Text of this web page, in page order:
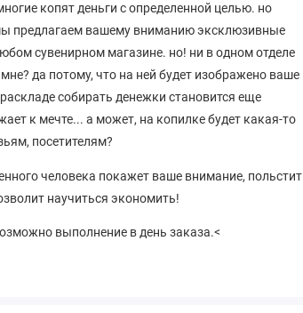
копят деньги с определенной целью. но
предлагаем вашему вниманию эксклюзивные
сувенирном магазине. но! ни в одном отделе
да потому, что на ней будет изображено ваше
собирать денежки становится еще
к мечте... а может, на копилке будет какая-то
посетителям?
человека покажет ваше внимание, польстит
научиться экономить!
выполнение в день заказа.<